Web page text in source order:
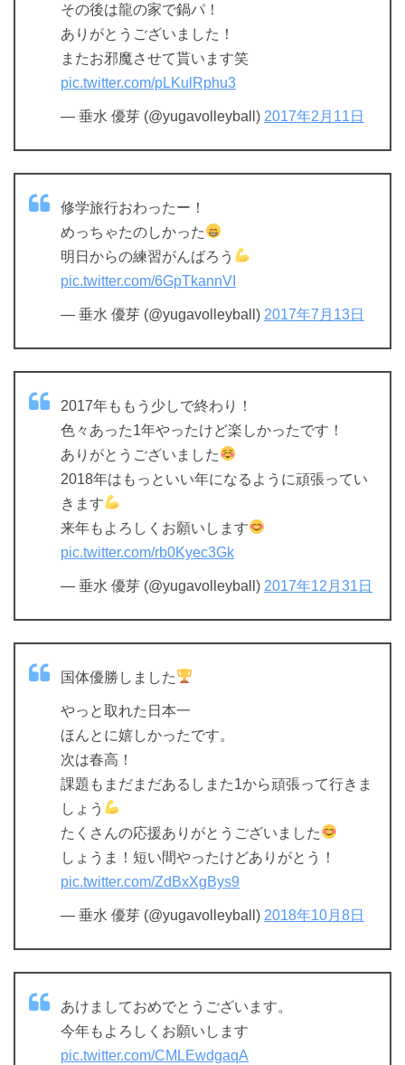
その後は龍の家で鍋パ！
ありがとうございました！
またお邪魔させて貰います笑
pic.twitter.com/pLKulRphu3
— 垂水 優芽 (@yugavolleyball) 2017年2月11日
修学旅行おわったー！
めっちゃたのしかった
明日からの練習がんばろう
pic.twitter.com/6GpTkannVI
— 垂水 優芽 (@yugavolleyball) 2017年7月13日
2017年ももう少しで終わり！
色々あった1年やったけど楽しかったです！
ありがとうございました
2018年はもっといい年になるように頑張ってい
きます
来年もよろしくお願いします
pic.twitter.com/rb0Kyec3Gk
— 垂水 優芽 (@yugavolleyball) 2017年12月31日
国体優勝しました
やっと取れた日本一
ほんとに嬉しかったです。
次は春高！
課題もまだまだあるしまた1から頑張って行きま
しょう
たくさんの応援ありがとうございました
しょうま！短い間やったけどありがとう！
pic.twitter.com/ZdBxXgBys9
— 垂水 優芽 (@yugavolleyball) 2018年10月8日
あけましておめでとうございます。
今年もよろしくお願いします
pic.twitter.com/CMLEwdgaqA